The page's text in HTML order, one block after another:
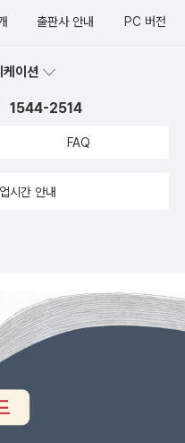
장(workplace) 밖에서도
을 정확히 측정할 수 없게 되
지대나 정기적인 봉급, 비임
은 정해진 노동시간이나 작
. 더 심각하게는 불필요하고
한다. 언제 주어질지 모를
일’, 국가 급여를 수급하
직으로서의 일’, 고용 가능
프로그램에 참여해야 하는
는 제3의 시간 체제에 나타
을 발견해서 도전하라고
을 때, ‘게으르고’ ‘국가로
들을 가능성이 높습니다.(13
동을 해야만 하는 시스템이
때까지 사회는 기다려주지
돈을 벌고 쓰면서 생활을
를 마련하겠지요. 다만, 그
니다. 진짜 그 일을 하고 싶
출판사 안내 PC 버전
이션
1544-2514
FAQ
시간 안내